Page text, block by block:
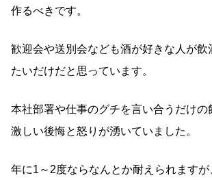
作るべきです。
歓迎会や送別会なども酒が好きな人が飲
たいだけだと思っています。
本社部署や仕事のグチを言い合うだけの
激しい後悔と怒りが湧いていました。
年に1～2度ならなんとか耐えられます